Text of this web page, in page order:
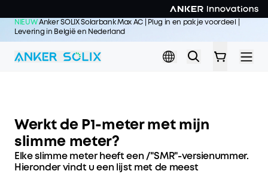
NIEUW Anker SOLIX Solarbank Max AC | Plug in en pak je voordeel |
Levering in België en Nederland
Werkt de P1-meter met mijn
slimme meter?
Elke slimme meter heeft een /"SMR"-versienummer.
Hieronder vindt u een lijst met de meest